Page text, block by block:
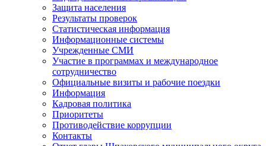
Защита населения
Результаты проверок
Статистическая информация
Информационные системы
Учрежденные СМИ
Участие в программах и международное
сотрудничество
Официальные визиты и рабочие поездки
Информация
Кадровая политика
Приоритеты
Противодействие коррупции
Контакты